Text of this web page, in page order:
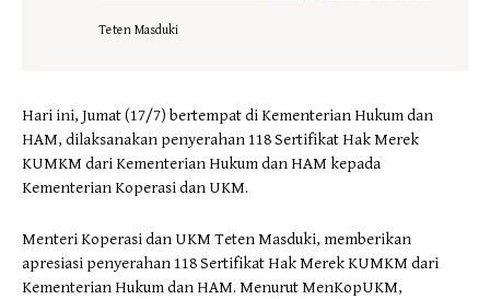
Teten Masduki
Hari ini, Jumat (17/7) bertempat di Kementerian Hukum dan
HAM, dilaksanakan penyerahan 118 Sertifikat Hak Merek
KUMKM dari Kementerian Hukum dan HAM kepada
Kementerian Koperasi dan UKM.
Menteri Koperasi dan UKM Teten Masduki, memberikan
apresiasi penyerahan 118 Sertifikat Hak Merek KUMKM dari
Kementerian Hukum dan HAM. Menurut MenKopUKM,